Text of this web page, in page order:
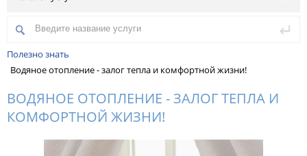
Полезно знать
Водяное отопление - залог тепла и комфортной жизни!
ВОДЯНОЕ ОТОПЛЕНИЕ - ЗАЛОГ ТЕПЛА И
КОМФОРТНОЙ ЖИЗНИ!